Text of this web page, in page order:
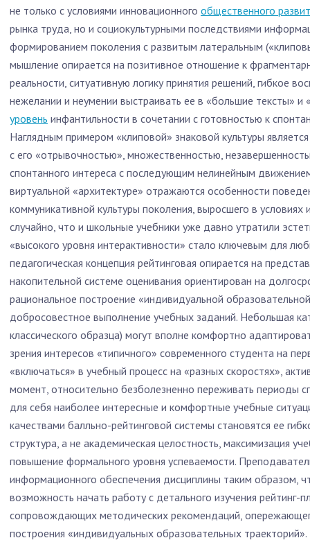
не только с условиями инновационного общественного
рынка труда, но и социокультурными последствиями
формированием поколения с развитым латеральным
мышление опирается на позитивное отношение к
реальности, ситуативную логику принятия решений, гибкое
нежелании и неумении выстраивать ее в «большие тексты»
уровень инфантильности в сочетании с готовностью к
Наглядным примером «клиповой» знаковой культуры
с его «отрывочностью», множественностью,
спонтанного интереса с последующим нелинейным
виртуальной «архитектуре» отражаются особенности
коммуникативной культуры поколения, выросшего в
случайно, что и школьные учебники уже давно утратили
«высокого уровня интерактивности» стало ключевым для
педагогическая концепция рейтинговая опирается на
накопительной системе оценивания ориентирован на
рациональное построение «индивидуальной
добросовестное выполнение учебных заданий. Небольшая
классического образца) могут вполне комфортно
зрения интересов «типичного» современного студента на
«включаться» в учебный процесс на «разных скоростях»,
момент, относительно безболезненно переживать периоды
для себя наиболее интересные и комфортные учебные
качествами балльно-рейтинговой системы становятся ее
структура, а не академическая целостность, максимизация
повышение формального уровня успеваемости.
информационного обеспечения дисциплины таким образом,
возможность начать работу с детального изучения
сопровождающих методических рекомендаций,
построения «индивидуальных образовательных